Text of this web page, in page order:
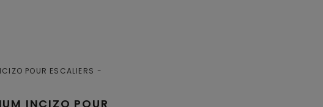
INCIZO POUR
POUR ESCALIERS